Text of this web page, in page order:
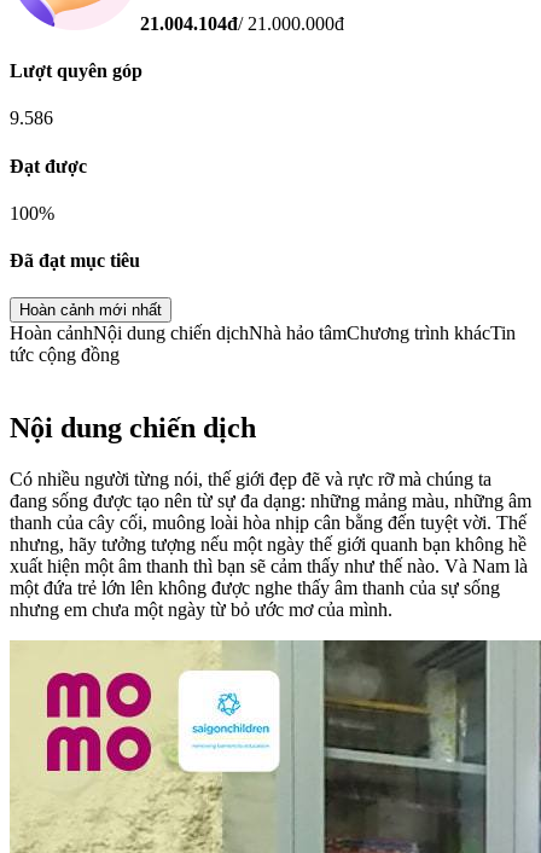
21.004.104đ/ 21.000.000đ
Lượt quyên góp
9.586
Đạt được
100%
Đã đạt mục tiêu
Hoàn cảnh mới nhất
Hoàn cảnhNội dung chiến dịchNhà hảo tâmChương trình khácTin
tức cộng đồng
Nội dung chiến dịch
Có nhiều người từng nói, thế giới đẹp đẽ và rực rỡ mà chúng ta
đang sống được tạo nên từ sự đa dạng: những mảng màu, những âm
thanh của cây cối, muông loài hòa nhịp cân bằng đến tuyệt vời. Thế
nhưng, hãy tưởng tượng nếu một ngày thế giới quanh bạn không hề
xuất hiện một âm thanh thì bạn sẽ cảm thấy như thế nào. Và Nam là
một đứa trẻ lớn lên không được nghe thấy âm thanh của sự sống
nhưng em chưa một ngày từ bỏ ước mơ của mình.